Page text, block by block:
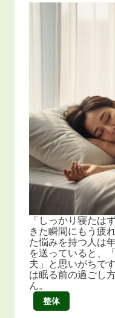
「しっかり寝たは
きた瞬間にもう疲
た悩みを持つ人は
を送っていると、
夫」と思いがちで
は眠る前の過ごし
ん。
整体